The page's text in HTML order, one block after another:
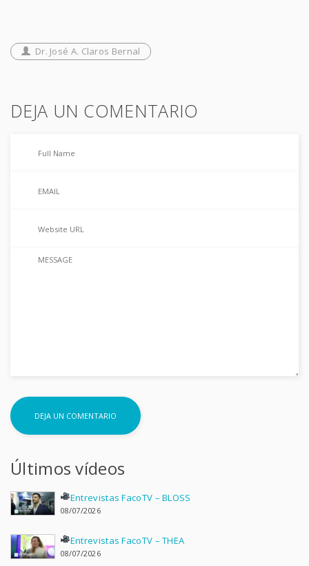
Dr. José A. Claros Bernal
DEJA UN COMENTARIO
Últimos vídeos
Entrevistas FacoTV – BLOSS
08/07/2026
Entrevistas FacoTV – THEA
08/07/2026